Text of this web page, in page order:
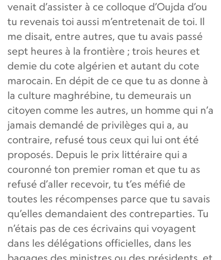
venait d’assister à ce colloque d’Oujda d’ou
tu revenais toi aussi m’entretenait de toi. Il
me disait, entre autres, que tu avais passé
sept heures à la frontière ; trois heures et
demie du cote algérien et autant du cote
marocain. En dépit de ce que tu as donne à
la culture maghrébine, tu demeurais un
citoyen comme les autres, un homme qui n’a
jamais demandé de privilèges qui a, au
contraire, refusé tous ceux qui lui ont été
proposés. Depuis le prix littéraire qui a
couronné ton premier roman et que tu as
refusé d’aller recevoir, tu t’es méfié de
toutes les récompenses parce que tu savais
qu’elles demandaient des contreparties. Tu
n’étais pas de ces écrivains qui voyagent
dans les délégations officielles, dans les